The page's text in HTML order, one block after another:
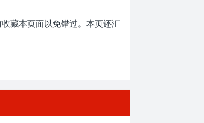
藏本页面以免错过。本页还汇